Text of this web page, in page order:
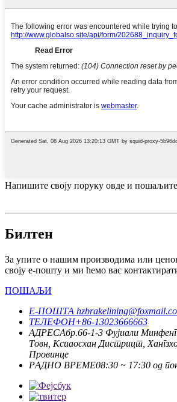
Напишите своју поруку овде и
Билтен
За упите о нашим производима или
своју е-пошту и ми ћемо вас
ПОШАЉИ
Е-ПОШТА
ТЕЛЕФОН+86-13023666663
АДРЕСАбр.66-1-3 Фујиали
Товн, Ксиаосхан Дистрицт,
Провинце
РАДНО ВРЕМЕ08:30 ~ 17:30 од